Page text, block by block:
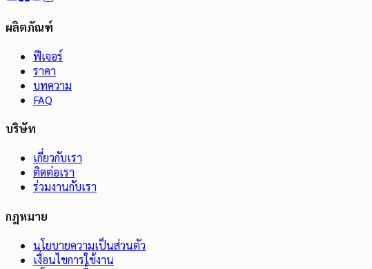
ผลิตภัณฑ์
ฟีเจอร์
ราคา
บทความ
FAQ
บริษัท
เกี่ยวกับเรา
ติดต่อเรา
ร่วมงานกับเรา
กฎหมาย
นโยบายความเป็นส่วนตัว
เงื่อนไขการใช้งาน